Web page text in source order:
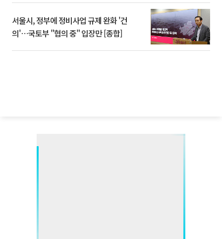
서울시, 정부에 정비사업 규제 완화 '건
의'⋯국토부 "협의 중" 입장만 [종합]